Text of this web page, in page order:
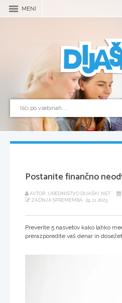
MENI
Postanite finančno
AVTOR: UREDNIŠTVO DIJAŠKI.NET
ZADNJA SPREMEMBA: 29.11.2023
Preverite 5 nasvetov kako lahko
prerazporedite vaš denar in